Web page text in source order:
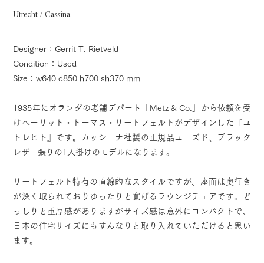
Utrecht / Cassina
Designer：Gerrit T. Rietveld
Condition：Used
Size：w640 d850 h700 sh370 mm
1935年にオランダの老舗デパート「Metz & Co.」から依頼を受
けヘーリット・トーマス・リートフェルトがデザインした『ユ
トレヒト』です。カッシーナ社製の正規品ユーズド、ブラック
レザー張りの1人掛けのモデルになります。
リートフェルト特有の直線的なスタイルですが、座面は奥行き
が深く取られておりゆったりと寛げるラウンジチェアです。ど
っしりと重厚感がありますがサイズ感は意外にコンパクトで、
日本の住宅サイズにもすんなりと取り入れていただけると思い
ます。